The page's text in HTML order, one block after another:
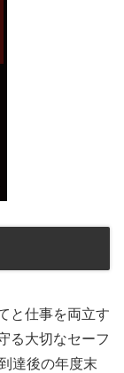
と仕事を両立す
る大切なセーフ
達後の年度末